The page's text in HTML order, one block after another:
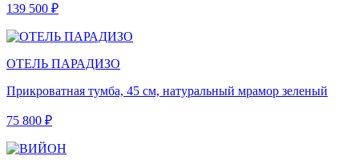
139 500 ₽
ОТЕЛЬ ПАРАДИЗО
Прикроватная тумба, 45 см, натуральный мрамор зеленый
75 800 ₽